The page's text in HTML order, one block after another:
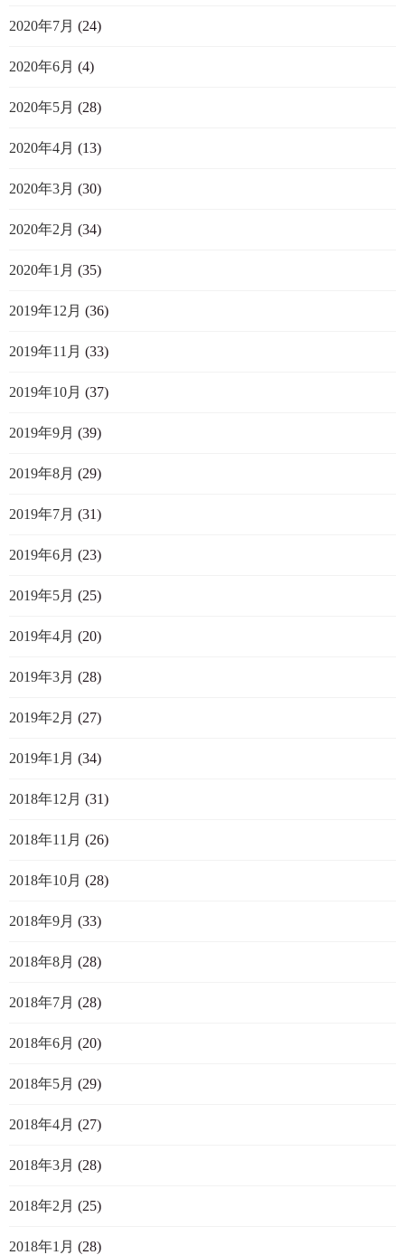
2020年7月 (24)
2020年6月 (4)
2020年5月 (28)
2020年4月 (13)
2020年3月 (30)
2020年2月 (34)
2020年1月 (35)
2019年12月 (36)
2019年11月 (33)
2019年10月 (37)
2019年9月 (39)
2019年8月 (29)
2019年7月 (31)
2019年6月 (23)
2019年5月 (25)
2019年4月 (20)
2019年3月 (28)
2019年2月 (27)
2019年1月 (34)
2018年12月 (31)
2018年11月 (26)
2018年10月 (28)
2018年9月 (33)
2018年8月 (28)
2018年7月 (28)
2018年6月 (20)
2018年5月 (29)
2018年4月 (27)
2018年3月 (28)
2018年2月 (25)
2018年1月 (28)